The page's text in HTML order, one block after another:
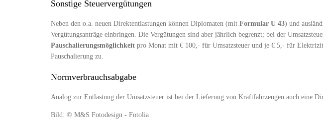
Sonstige Steuervergütungen
Neben den o.a. neuen Direktentlastungen können Diplomaten (mit Formular U 43) und
Vergütungsanträge einbringen. Die Vergütungen sind aber jährlich begrenzt; bei der
Pauschalierungsmöglichkeit pro Monat mit € 100,- für Umsatzsteuer und je € 5,- für
Pauschalierung zu.
Normverbrauchsabgabe
Analog zur Entlastung der Umsatzsteuer ist bei der Lieferung von Kraftfahrzeugen auch eine
Bild: © M&S Fotodesign - Fotolia